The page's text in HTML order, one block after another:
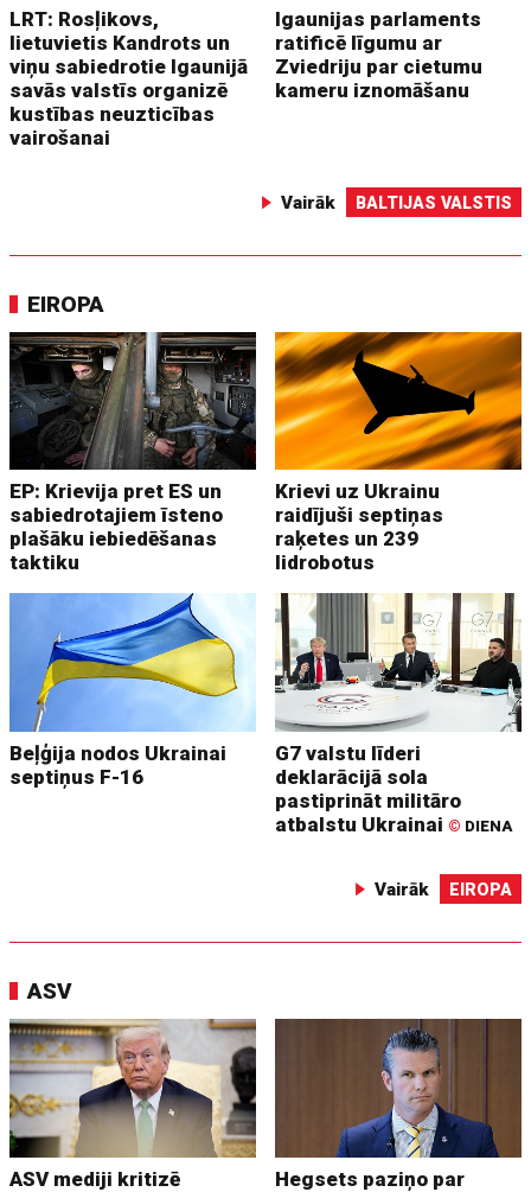
LRT: Rosļikovs,
lietuvietis Kandrots un
viņu sabiedrotie Igaunijā
savās valstīs organizē
kustības neuzticības
vairošanai
Igaunijas parlaments
ratificē līgumu ar
Zviedriju par cietumu
kameru iznomāšanu
Vairāk BALTIJAS VALSTIS
EIROPA
EP: Krievija pret ES un
sabiedrotajiem īsteno
plašāku iebiedēšanas
taktiku
Krievi uz Ukrainu
raidījuši septiņas
raķetes un 239
lidrobotus
Beļģija nodos Ukrainai
septiņus F-16
G7 valstu līderi
deklarācijā sola
pastiprināt militāro
atbalstu Ukrainai © DIENA
Vairāk EIROPA
ASV
ASV mediji kritizē
Hegsets paziņo par